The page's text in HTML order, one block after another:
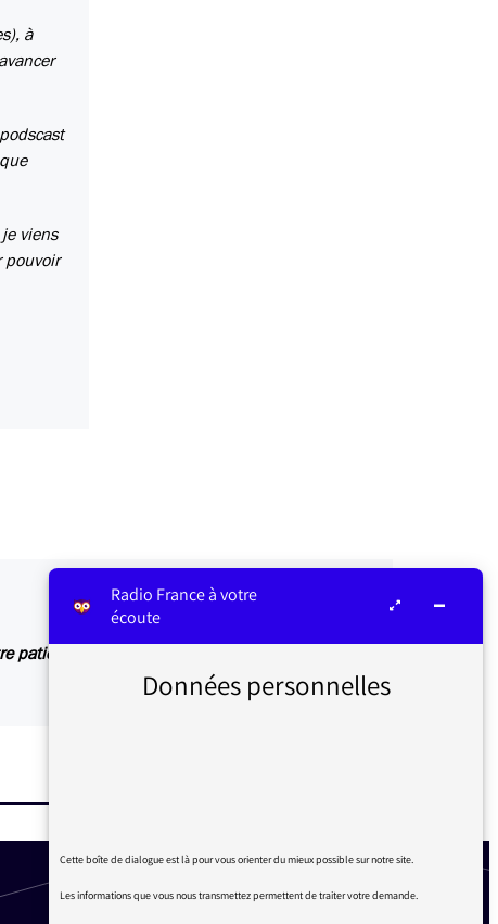
à
viens
pouvoir
patience
Radio France à votre
écoute
Données personnelles
Cette boîte de dialogue est là pour vous orienter du mieux possible sur notre site.
Les informations que vous nous transmettez permettent de traiter votre demande.